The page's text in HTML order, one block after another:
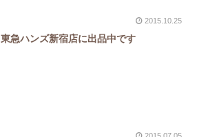
2015.10.25
東急ハンズ新宿店に出品中です